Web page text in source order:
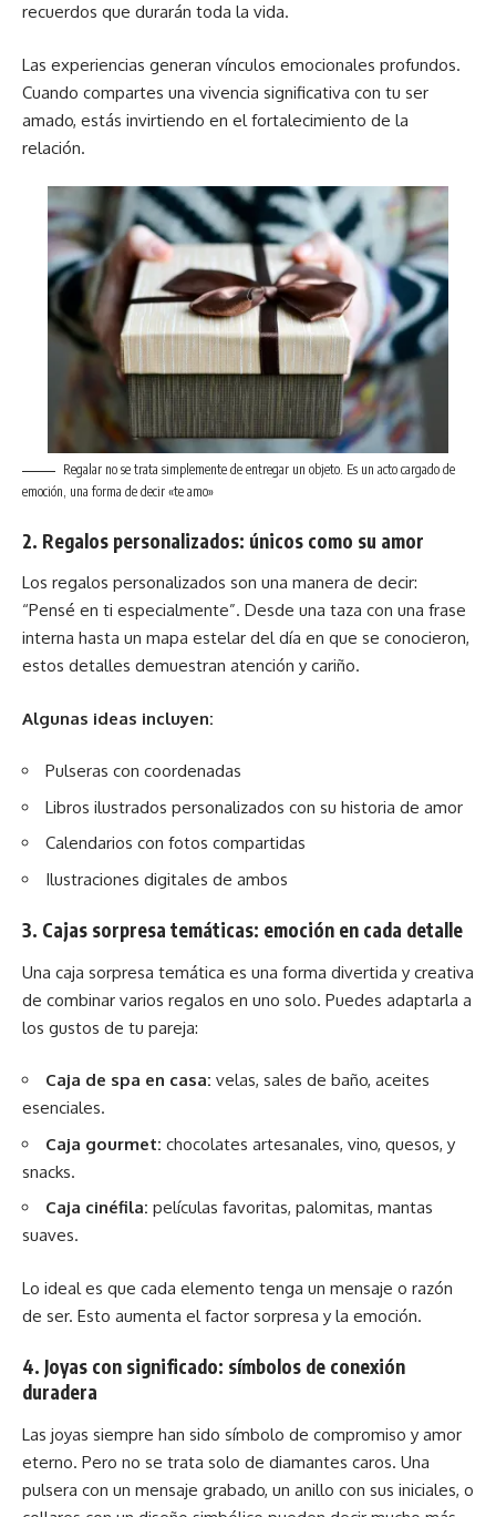
recuerdos que durarán toda la vida.
Las experiencias generan vínculos emocionales profundos.
Cuando compartes una vivencia significativa con tu ser
amado, estás invirtiendo en el fortalecimiento de la
relación.
Regalar no se trata simplemente de entregar un objeto. Es un acto cargado de
emoción, una forma de decir «te amo»
2. Regalos personalizados: únicos como su amor
Los regalos personalizados son una manera de decir:
“Pensé en ti especialmente”. Desde una taza con una frase
interna hasta un mapa estelar del día en que se conocieron,
estos detalles demuestran atención y cariño.
Algunas ideas incluyen:
Pulseras con coordenadas
Libros ilustrados personalizados con su historia de amor
Calendarios con fotos compartidas
Ilustraciones digitales de ambos
3. Cajas sorpresa temáticas: emoción en cada detalle
Una caja sorpresa temática es una forma divertida y creativa
de combinar varios regalos en uno solo. Puedes adaptarla a
los gustos de tu pareja:
Caja de spa en casa: velas, sales de baño, aceites
esenciales.
Caja gourmet: chocolates artesanales, vino, quesos, y
snacks.
Caja cinéfila: películas favoritas, palomitas, mantas
suaves.
Lo ideal es que cada elemento tenga un mensaje o razón
de ser. Esto aumenta el factor sorpresa y la emoción.
4. Joyas con significado: símbolos de conexión
duradera
Las joyas siempre han sido símbolo de compromiso y amor
eterno. Pero no se trata solo de diamantes caros. Una
pulsera con un mensaje grabado, un anillo con sus iniciales, o